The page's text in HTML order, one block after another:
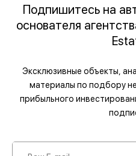
Подпишитесь на
основателя
Эксклюзивные объекты,
материалы по подбору
прибыльного